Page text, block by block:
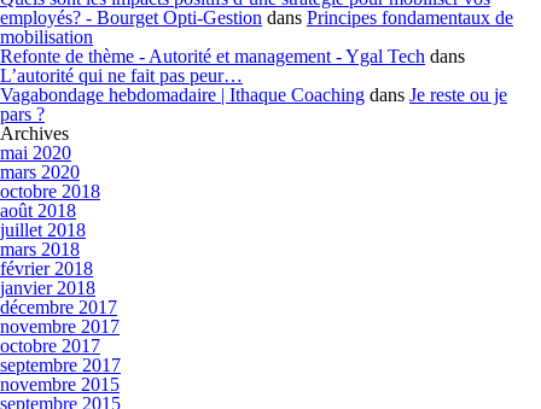
employés? - Bourget Opti-Gestion dans Principes fondamentaux de
mobilisation
Refonte de thème - Autorité et management - Ygal Tech dans
L’autorité qui ne fait pas peur…
Vagabondage hebdomadaire | Ithaque Coaching dans Je reste ou je
pars ?
Archives
mai 2020
mars 2020
octobre 2018
août 2018
juillet 2018
mars 2018
février 2018
janvier 2018
décembre 2017
novembre 2017
octobre 2017
septembre 2017
novembre 2015
septembre 2015